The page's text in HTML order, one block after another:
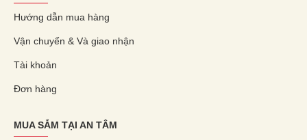
Hướng dẫn mua hàng
Vận chuyển & Và giao nhận
Tài khoản
Đơn hàng
MUA SẮM TẠI AN TÂM